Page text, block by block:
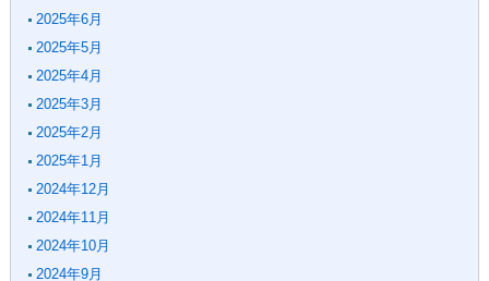
2025年6月
2025年5月
2025年4月
2025年3月
2025年2月
2025年1月
2024年12月
2024年11月
2024年10月
2024年9月